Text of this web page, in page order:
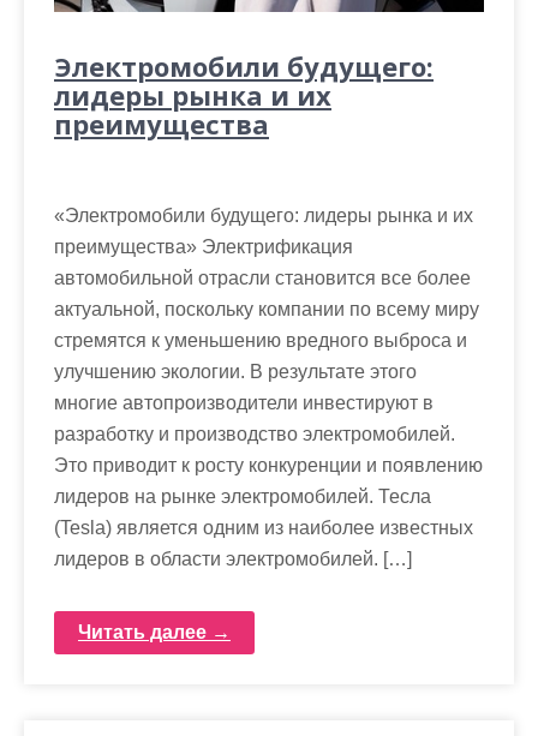
Электромобили будущего:
лидеры рынка и их
преимущества
«Электромобили будущего: лидеры рынка и их
преимущества» Электрификация
автомобильной отрасли становится все более
актуальной, поскольку компании по всему миру
стремятся к уменьшению вредного выброса и
улучшению экологии. В результате этого
многие автопроизводители инвестируют в
разработку и производство электромобилей.
Это приводит к росту конкуренции и появлению
лидеров на рынке электромобилей. Тесла
(Tesla) является одним из наиболее известных
лидеров в области электромобилей. […]
Читать далее →